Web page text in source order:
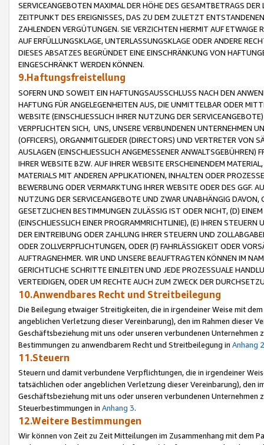
SERVICEANGEBOTEN MAXIMAL DER HÖHE DES GESAMTBETRAGS
ZEITPUNKT DES EREIGNISSES, DAS ZU DEM ZULETZT
ZAHLENDEN VERGÜTUNGEN. SIE VERZICHTEN HIERMIT AUF
AUF ERFÜLLUNGSKLAGE, UNTERLASSUNGSKLAGE ODER ANDERE
DIESES ABSATZES BEGRÜNDET EINE EINSCHRÄNKUNG VON
EINGESCHRÄNKT WERDEN KÖNNEN.
9.Haftungsfreistellung
SOFERN UND SOWEIT EIN HAFTUNGSAUSSCHLUSS NACH DEN
HAFTUNG FÜR ANGELEGENHEITEN AUS, DIE UNMITTELBAR ODER
WEBSITE (EINSCHLIESSLICH IHRER NUTZUNG DER
VERPFLICHTEN SICH, UNS, UNSERE VERBUNDENEN UNTERNEHMEN
(OFFICERS), ORGANMITGLIEDER (DIRECTORS) UND VERTRETER VON
AUSLAGEN (EINSCHLIESSLICH ANGEMESSENER
IHRER WEBSITE BZW. AUF IHRER WEBSITE ERSCHEINENDEM
MATERIALS MIT ANDEREN APPLIKATIONEN, INHALTEN ODER
BEWERBUNG ODER VERMARKTUNG IHRER WEBSITE ODER DES GGF.
NUTZUNG DER SERVICEANGEBOTE UND ZWAR UNABHÄNGIG
GESETZLICHEN BESTIMMUNGEN ZULÄSSIG IST ODER NICHT, (D)
(EINSCHLIESSLICH EINER PROGRAMMRICHTLINIE), (E) IHREN
DER EINTREIBUNG ODER ZAHLUNG IHRER STEUERN UND
ODER ZOLLVERPFLICHTUNGEN, ODER (F) FAHRLÄSSIGKEIT ODER
AUFTRAGNEHMER. WIR UND UNSERE BEAUFTRAGTEN KÖNNEN IM
GERICHTLICHE SCHRITTE EINLEITEN UND JEDE PROZESSUALE
VERTEIDIGEN, ODER UM RECHTE AUCH ZUM ZWECK DER
10.Anwendbares Recht und Streitbeilegung
Die Beilegung etwaiger Streitigkeiten, die in irgendeiner Weise mit
angeblichen Verletzung dieser Vereinbarung), den im Rahmen dieser
Geschäftsbeziehung mit uns oder unseren verbundenen
Bestimmungen zu anwendbarem Recht und Streitbeilegung in Anhang 2
11.Steuern
Steuern und damit verbundene Verpflichtungen, die in irgendeiner
tatsächlichen oder angeblichen Verletzung dieser Vereinbarung), den
Geschäftsbeziehung mit uns oder unseren verbundenen
Steuerbestimmungen in Anhang 3.
12.Weitere Bestimmungen
Wir können von Zeit zu Zeit Mitteilungen im Zusammenhang mit dem